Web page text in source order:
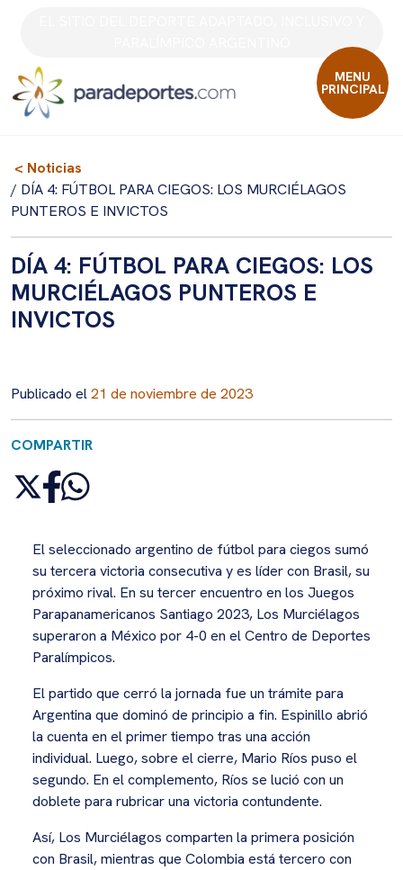
MENU
PRINCIPAL
< Noticias
/ DÍA 4: FÚTBOL PARA CIEGOS: LOS MURCIÉLAGOS
PUNTEROS E INVICTOS
DÍA 4: FÚTBOL PARA CIEGOS: LOS
MURCIÉLAGOS PUNTEROS E
INVICTOS
Publicado el21 de noviembre de 2023
COMPARTIR
El seleccionado argentino de fútbol para ciegos sumó
su tercera victoria consecutiva y es líder con Brasil, su
próximo rival. En su tercer encuentro en los Juegos
Parapanamericanos Santiago 2023, Los Murciélagos
superaron a México por 4-0 en el Centro de Deportes
Paralímpicos.
El partido que cerró la jornada fue un trámite para
Argentina que dominó de principio a fin. Espinillo abrió
la cuenta en el primer tiempo tras una acción
individual. Luego, sobre el cierre, Mario Ríos puso el
segundo. En el complemento, Ríos se lució con un
doblete para rubricar una victoria contundente.
Así, Los Murciélagos comparten la primera posición
con Brasil, mientras que Colombia está tercero con